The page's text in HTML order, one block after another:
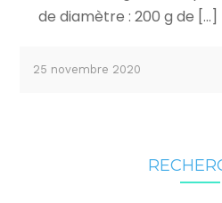
de diamètre : 200 g de […]
25 novembre 2020